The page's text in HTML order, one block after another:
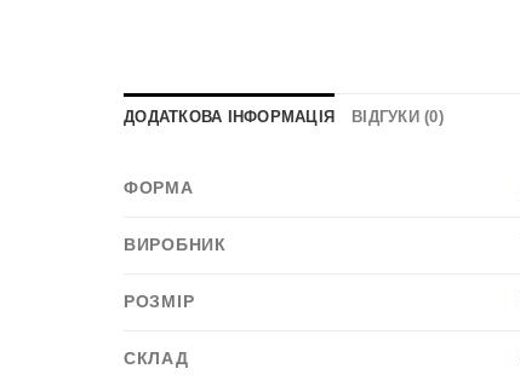
ДОДАТКОВА ІНФОРМАЦІЯ ВІДГУКИ (0)
ФОРМА
ВИРОБНИК
РОЗМІР
СКЛАД